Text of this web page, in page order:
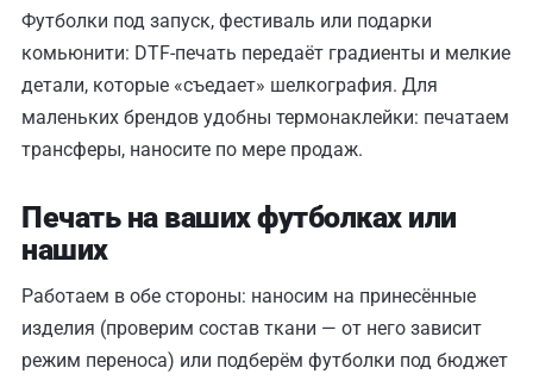
Футболки под запуск, фестиваль или подарки
комьюнити: DTF-печать передаёт градиенты и мелкие
детали, которые «съедает» шелкография. Для
маленьких брендов удобны термонаклейки: печатаем
трансферы, наносите по мере продаж.
Печать на ваших футболках или
наших
Работаем в обе стороны: наносим на принесённые
изделия (проверим состав ткани — от него зависит
режим переноса) или подберём футболки под бюджет